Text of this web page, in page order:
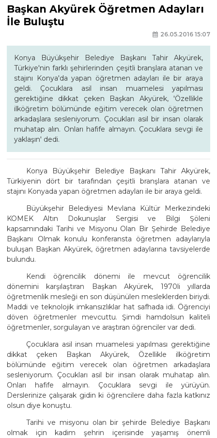
Başkan Akyürek Öğretmen Adayları
İle Buluştu
26.05.2016 15:07
Konya Büyükşehir Belediye Başkanı Tahir Akyürek,
Türkiye'nin farklı şehirlerinden çeşitli branşlara atanan ve
stajını Konya'da yapan öğretmen adayları ile bir araya
geldi. Çocuklara asil insan muamelesi yapılması
gerektiğine dikkat çeken Başkan Akyürek, 'Özellikle
ilköğretim bölümünde eğitim verecek olan öğretmen
arkadaşlara sesleniyorum. Çocukları asil bir insan olarak
muhatap alın. Onları hafife almayın. Çocuklara sevgi ile
yaklaşın' dedi.
Konya Büyükşehir Belediye Başkanı Tahir Akyürek,
Türkiyenin dört bir tarafından çeşitli branşlara atanan ve
stajını Konyada yapan öğretmen adayları ile bir araya geldi.
Büyükşehir Belediyesi Mevlana Kültür Merkezindeki
KOMEK Altın Dokunuşlar Sergisi ve Bilgi Şöleni
kapsamındaki Tarihi ve Misyonu Olan Bir Şehirde Belediye
Başkanı Olmak konulu konferansta öğretmen adaylarıyla
buluşan Başkan Akyürek, öğretmen adaylarına tavsiyelerde
bulundu.
Kendi öğrencilik dönemi ile mevcut öğrencilik
dönemini karşılaştıran Başkan Akyürek, 1970li yıllarda
öğretmenlik mesleği en son düşünülen mesleklerden biriydi.
Maddi ve teknolojik imkansızlıklar hat safhada idi. Öğrenciyi
döven öğretmenler mevcuttu. Şimdi hamdolsun kaliteli
öğretmenler, sorgulayan ve araştıran öğrenciler var dedi.
Çocuklara asil insan muamelesi yapılması gerektiğine
dikkat çeken Başkan Akyürek, Özellikle ilköğretim
bölümünde eğitim verecek olan öğretmen arkadaşlara
sesleniyorum. Çocukları asil bir insan olarak muhatap alın.
Onları hafife almayın. Çocuklara sevgi ile yürüyün.
Derslerinize çalışarak gidin ki öğrencilere daha fazla katkınız
olsun diye konuştu.
Tarihi ve misyonu olan bir şehirde Belediye Başkanı
olmak için kadim şehrin içerisinde yaşamış önemli